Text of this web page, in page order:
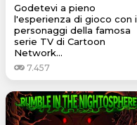
Godetevi a pieno
l'esperienza di gioco con i
personaggi della famosa
serie TV di Cartoon
Network...
7.457